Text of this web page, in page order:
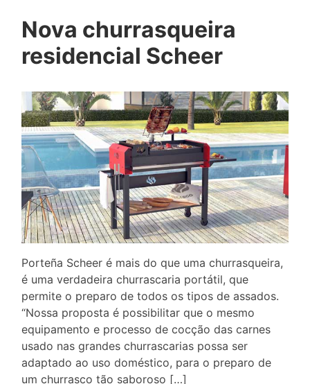
Nova churrasqueira
residencial Scheer
Porteña Scheer é mais do que uma churrasqueira,
é uma verdadeira churrascaria portátil, que
permite o preparo de todos os tipos de assados.
“Nossa proposta é possibilitar que o mesmo
equipamento e processo de cocção das carnes
usado nas grandes churrascarias possa ser
adaptado ao uso doméstico, para o preparo de
um churrasco tão saboroso […]